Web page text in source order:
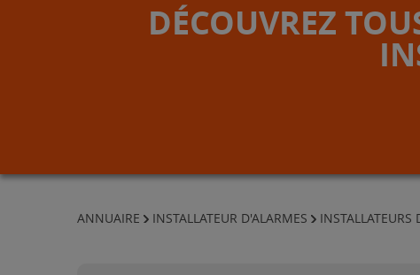
DÉCOUVREZ
ANNUAIRE INSTALLATEUR D'ALARMES INSTALLATEURS